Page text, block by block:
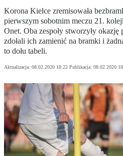
Korona Kielce zremisowała
pierwszym sobotnim meczu 21.
Onet. Oba zespoły stworzyły
zdołali ich zamienić na bramki i
to dołu tabeli.
Aktualizacja: 08.02.2020 18:22 Publikacja: 08.02.2020